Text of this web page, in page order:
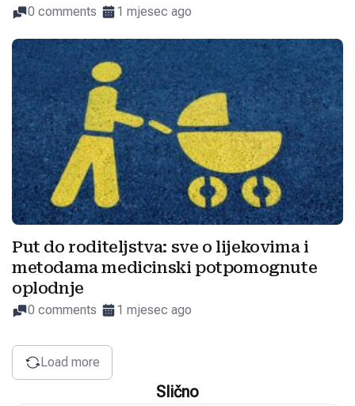
0 comments 1 mjesec ago
Put do roditeljstva: sve o lijekovima i
metodama medicinski potpomognute
oplodnje
0 comments 1 mjesec ago
Load more
Slično